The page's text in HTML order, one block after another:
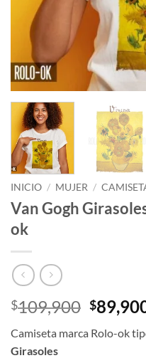
INICIO / MUJER /
Van Gogh
ok
$109,900 El
precio
$
Camiseta marca Rolo-ok
Girasoles